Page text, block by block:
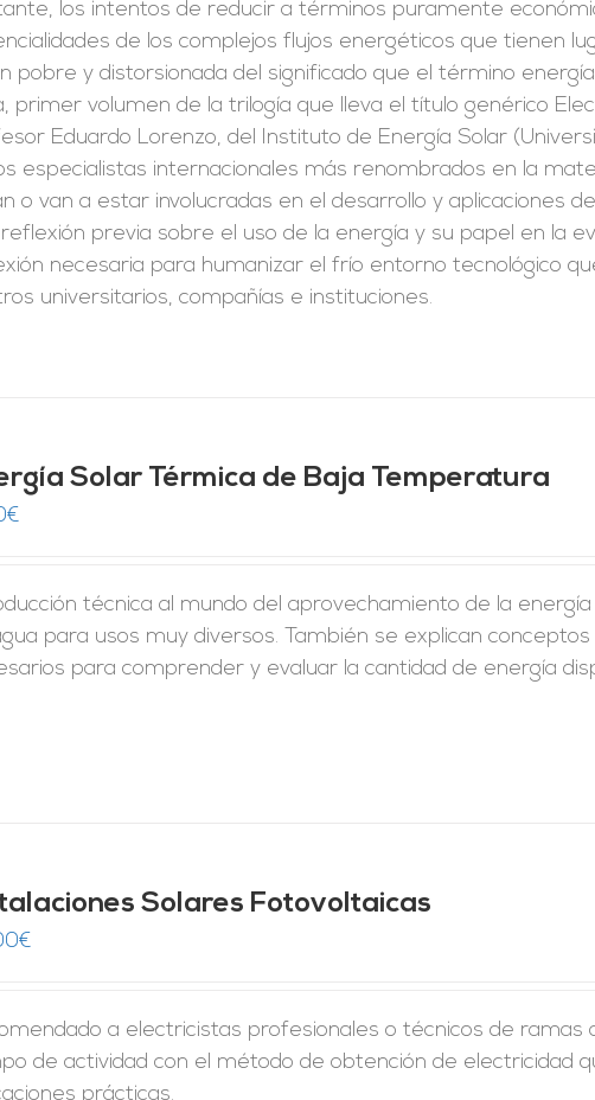
los intentos de reducir a términos puramente
de los complejos flujos energéticos que tienen
pobre y distorsionada del significado que el término
primer volumen de la trilogía que lleva el título genérico
Eduardo Lorenzo, del Instituto de Energía Solar
especialistas internacionales más renombrados en la
o van a estar involucradas en el desarrollo y aplicaciones
previa sobre el uso de la energía y su papel en la
necesaria para humanizar el frío entorno tecnológico
universitarios, compañías e instituciones.
Solar Térmica de Baja Temperatura
€
técnica al mundo del aprovechamiento de la
para usos muy diversos. También se explican
para comprender y evaluar la cantidad de energía
Solares Fotovoltaicas
€
a electricistas profesionales o técnicos de ramas
de actividad con el método de obtención de electricidad
prácticas.